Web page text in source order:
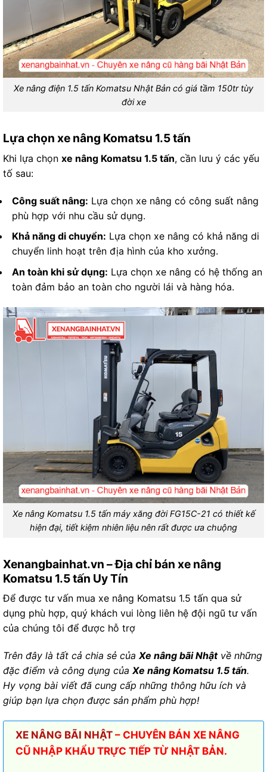
Xe nâng điện 1.5 tấn Komatsu Nhật Bản có giá tầm 150tr tùy
đời xe
Lựa chọn xe nâng Komatsu 1.5 tấn
Khi lựa chọn xe nâng Komatsu 1.5 tấn, cần lưu ý các yếu
tố sau:
Công suất nâng: Lựa chọn xe nâng có công suất nâng
phù hợp với nhu cầu sử dụng.
Khả năng di chuyển: Lựa chọn xe nâng có khả năng di
chuyển linh hoạt trên địa hình của kho xưởng.
An toàn khi sử dụng: Lựa chọn xe nâng có hệ thống an
toàn đảm bảo an toàn cho người lái và hàng hóa.
Xe nâng Komatsu 1.5 tấn máy xăng đời FG15C-21 có thiết kế
hiện đại, tiết kiệm nhiên liệu nên rất được ưa chuộng
Xenangbainhat.vn – Địa chỉ bán xe nâng
Komatsu 1.5 tấn Uy Tín
Để được tư vấn mua xe nâng Komatsu 1.5 tấn qua sử
dụng phù hợp, quý khách vui lòng liên hệ đội ngũ tư vấn
của chúng tôi để được hỗ trợ
Trên đây là tất cả chia sẻ của Xe nâng bãi Nhậtvề những
đặc điểm và công dụng của Xe nâng Komatsu 1.5 tấn.
Hy vọng bài viết đã cung cấp những thông hữu ích và
giúp bạn lựa chọn được sản phẩm phù hợp!
XE NÂNG BÃI NHẬT – CHUYÊN BÁN XE NÂNG
CŨ NHẬP KHẨU TRỰC TIẾP TỪ NHẬT BẢN.